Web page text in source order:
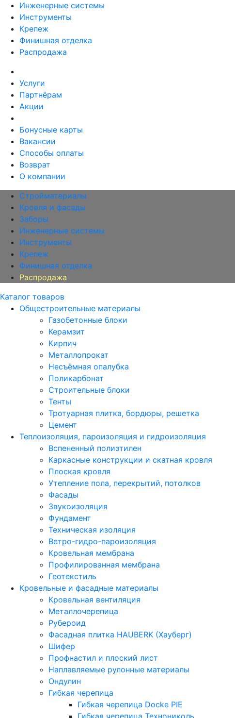
Инженерные системы
Инструменты
Крепеж
Финишная отделка
Распродажа
Услуги
Партнёрам
Акции
Бонусные карты
Вакансии
Способы оплаты
Возврат
О компании
Стройматериалы
Кровля и фасады
Заборы
Инженерные системы
Инструменты
Крепеж
Финишная отделка
Распродажа
Каталог товаров
Общестроительные материалы
Газобетонные блоки
Керамзит
Кирпич
Металлопрокат
Несъёмная опалубка
Поликарбонат
Строительные блоки
Тенты
Тротуарная плитка, бордюры, решетка
Цемент
Теплоизоляция, пароизоляция и гидроизоляция
Вспененный полиэтилен
Каркасные конструкции и скатная кровля
Плоская кровля
Утепление пола, перекрытий, потолков
Фасады
Звукоизоляция
Фундамент
Техническая изоляция
Ветро-гидро-пароизоляция
Кровельная мембрана
Профилированная мембрана
Геотекстиль
Кровельные и фасадные материалы
Кровельная вентиляция
Металлочерепица
Рубероид
Фасадная плитка HAUBERK (Хауберг)
Шифер
Профнастил и плоский лист
Наплавляемые рулонные материалы
Ондулин
Гибкая черепица
Гибкая черепица Docke PIE